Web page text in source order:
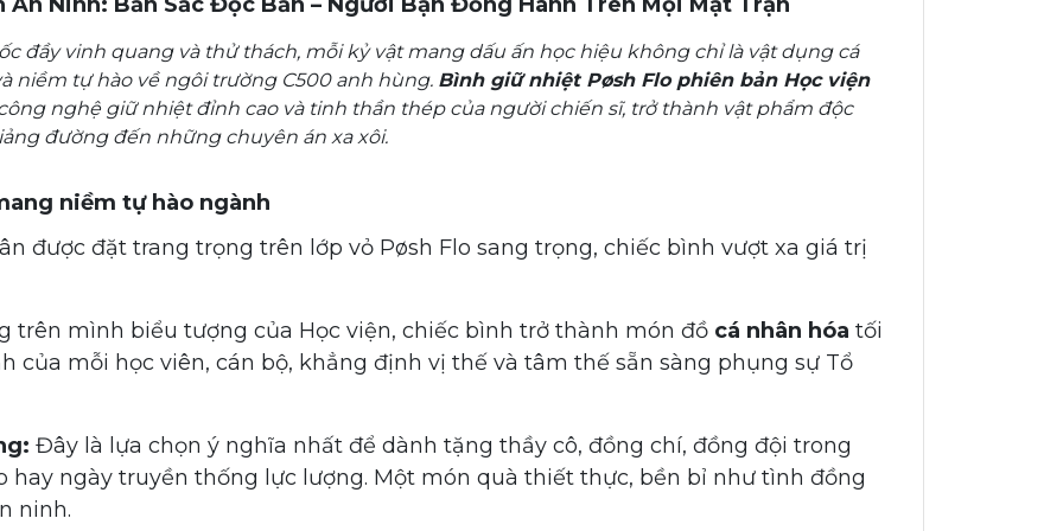
đầy vinh quang và thử thách, mỗi kỷ vật mang dấu ấn học hiệu không chỉ là vật dụng cá
niềm tự hào về ngôi trường C500 anh hùng. Bình giữ nhiệt Pøsh Flo phiên bản Học viện
nghệ giữ nhiệt đỉnh cao và tinh thần thép của người chiến sĩ, trở thành vật phẩm độc
đường đến những chuyên án xa xôi.
niềm tự hào ngành
được đặt trang trọng trên lớp vỏ Pøsh Flo sang trọng, chiếc bình vượt xa giá trị
trên mình biểu tượng của Học viện, chiếc bình trở thành món đồ cá nhân hóa tối
của mỗi học viên, cán bộ, khẳng định vị thế và tâm thế sẵn sàng phụng sự Tổ
Đây là lựa chọn ý nghĩa nhất để dành tặng thầy cô, đồng chí, đồng đội trong
hay ngày truyền thống lực lượng. Một món quà thiết thực, bền bỉ như tình đồng
ninh.